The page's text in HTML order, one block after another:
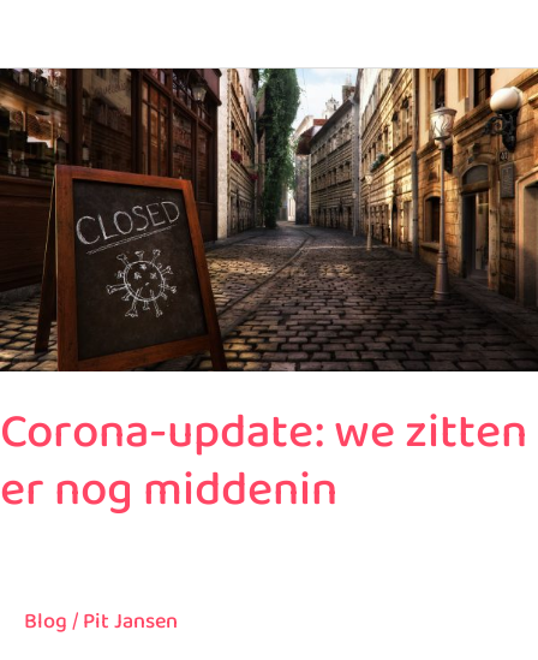
Corona-update: we zitten
er nog middenin
Blog/Pit Jansen
Corona-
update:
we
zitten
er
middenin